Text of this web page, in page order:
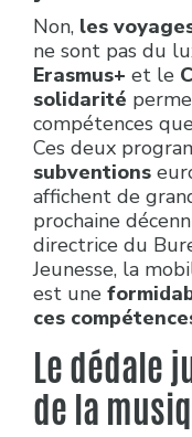
Non, les
ne sont pas du
Erasmus+ et le
solidarité
compétences
Ces deux
subventions
affichent de
prochaine
directrice du
Jeunesse, la
est une
ces
Le dédale
de la